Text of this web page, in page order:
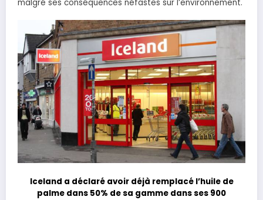
malgré ses conséquences néfastes sur l’environnement.
Iceland a déclaré avoir déjà remplacé l’huile de
palme dans 50% de sa gamme dans ses 900